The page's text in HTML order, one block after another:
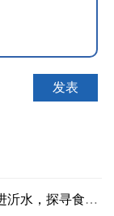
品产业“味”来图景